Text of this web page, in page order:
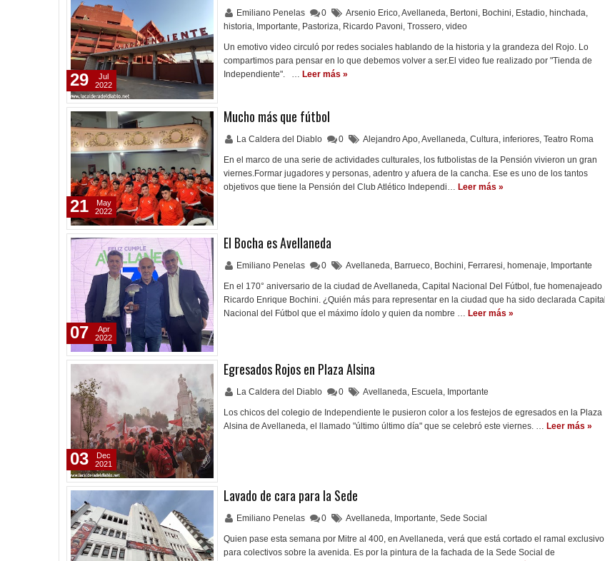
Emiliano Penelas 0 Arsenio Erico,Avellaneda, Bertoni, Bochini, Estadio, hinchada,
historia, Importante, Pastoriza, Ricardo Pavoni, Trossero, video
Un emotivo video circuló por redes sociales hablando de la historia y la grandeza del Rojo. Lo
compartimos para pensar en lo que debemos volver a ser.El video fue realizado por "Tienda de
Independiente". … Leer más »
29
Jul
2022
Mucho más que fútbol
La Caldera del Diablo 0 Alejandro Apo,Avellaneda, Cultura, inferiores, Teatro Roma
En el marco de una serie de actividades culturales, los futbolistas de la Pensión vivieron un gran
viernes.Formar jugadores y personas, adentro y afuera de la cancha. Ese es uno de los tantos
objetivos que tiene la Pensión del Club Atlético Independi… Leer más »
21
May
2022
El Bocha es Avellaneda
Emiliano Penelas 0 Avellaneda, Barrueco, Bochini, Ferraresi, homenaje, Importante
En el 170° aniversario de la ciudad de Avellaneda, Capital Nacional Del Fútbol, fue homenajeado
Ricardo Enrique Bochini. ¿Quién más para representar en la ciudad que ha sido declarada Capital
Nacional del Fútbol que el máximo ídolo y quien da nombre … Leer más »
07
Apr
2022
Egresados Rojos en Plaza Alsina
La Caldera del Diablo 0 Avellaneda, Escuela, Importante
Los chicos del colegio de Independiente le pusieron color a los festejos de egresados en la Plaza
Alsina de Avellaneda, el llamado "último último día" que se celebró este viernes. … Leer más »
03
Dec
2021
Lavado de cara para la Sede
Emiliano Penelas 0 Avellaneda, Importante, Sede Social
Quien pase esta semana por Mitre al 400, en Avellaneda, verá que está cortado el ramal exclusivo
para colectivos sobre la avenida. Es por la pintura de la fachada de la Sede Social de